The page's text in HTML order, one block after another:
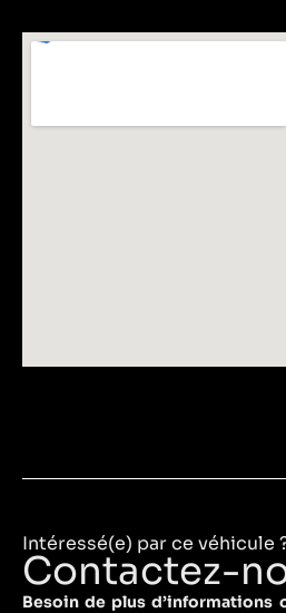
Intéressé(e) par ce véhicule
Contactez-
Besoin de plus d’informations